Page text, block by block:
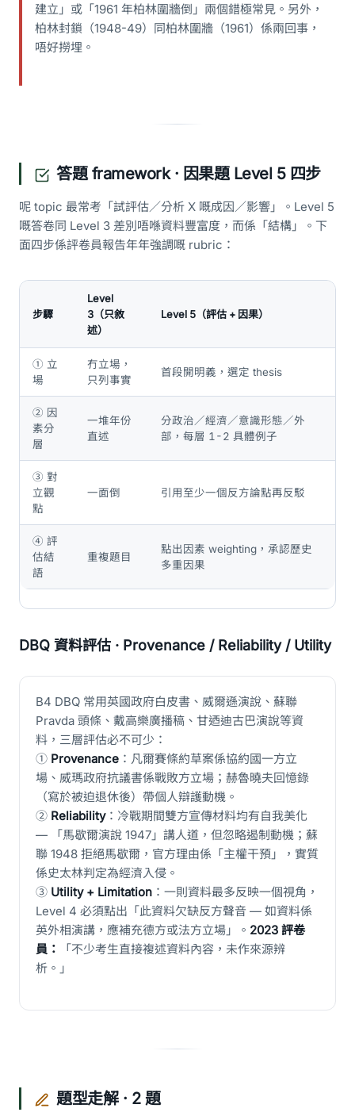
建立」或「1961 年柏林圍牆倒」兩個錯極常見。另外，
柏林封鎖（1948-49）同柏林圍牆（1961）係兩回事，
唔好撈埋。
答題 framework · 因果題 Level 5 四步
呢 topic 最常考「試評估／分析 X 嘅成因／影響」。Level 5
嘅答卷同 Level 3 差別唔喺資料豐富度，而係「結構」。下
面四步係評卷員報告年年強調嘅 rubric：
步驟
Level
3（只敘
述）
Level 5（評估 + 因果）
① 立
場
冇立場，
只列事實
首段開明義，選定 thesis
② 因
素分
層
一堆年份
直述
分政治／經濟／意識形態／外
部，每層 1-2 具體例子
③ 對
立觀
點
一面倒 引用至少一個反方論點再反駁
④ 評
估結
語
重複題目
點出因素 weighting，承認歷史
多重因果
DBQ 資料評估 · Provenance / Reliability / Utility
B4 DBQ 常用英國政府白皮書、威爾遜演說、蘇聯
Pravda 頭條、戴高樂廣播稿、甘迺迪古巴演說等資
料，三層評估必不可少：
① Provenance ：凡爾賽條約草案係協約國一方立
場、威瑪政府抗議書係戰敗方立場；赫魯曉夫回憶錄
（寫於被迫退休後）帶個人辯護動機。
② Reliability：冷戰期間雙方宣傳材料均有自我美化
— 「馬歇爾演說 1947」講人道，但忽略遏制動機；蘇
聯 1948 拒絕馬歇爾，官方理由係「主權干預」，實質
係史太林判定為經濟入侵。
③ Utility + Limitation ：一則資料最多反映一個視角，
Level 4 必須點出「此資料欠缺反方聲音 — 如資料係
英外相演講，應補充德方或法方立場」。 2023 評卷
員：
「不少考生直接複述資料內容，未作來源辨
析。」
題型走解 · 2 題